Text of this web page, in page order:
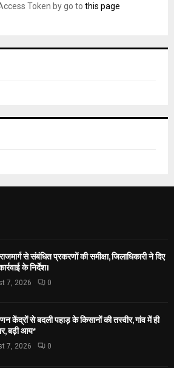
Token by go to this page
से संबंधित प्रकरणों की समीक्षा, जिलाधिकारी ने दिए
के निर्देश।
7, 2026 0
केंद्रों से बदली पहाड़ के किसानों की तस्वीर, गांव में ही
बढ़ी आय*
7, 2026 0